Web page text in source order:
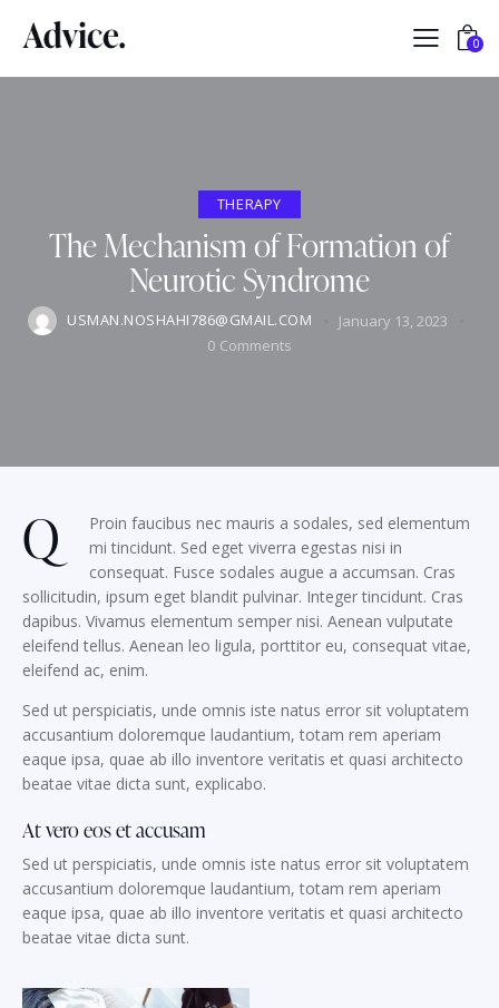
0
THERAPY
The Mechanism of Formation of
Neurotic Syndrome
USMAN.NOSHAHI786@GMAIL.COM
January 13, 2023
0 Comments
Q
Proin faucibus nec mauris a sodales, sed elementum
mi tincidunt. Sed eget viverra egestas nisi in
consequat. Fusce sodales augue a accumsan. Cras
sollicitudin, ipsum eget blandit pulvinar. Integer tincidunt. Cras
dapibus. Vivamus elementum semper nisi. Aenean vulputate
eleifend tellus. Aenean leo ligula, porttitor eu, consequat vitae,
eleifend ac, enim.
Sed ut perspiciatis, unde omnis iste natus error sit voluptatem
accusantium doloremque laudantium, totam rem aperiam
eaque ipsa, quae ab illo inventore veritatis et quasi architecto
beatae vitae dicta sunt, explicabo.
At vero eos et accusam
Sed ut perspiciatis, unde omnis iste natus error sit voluptatem
accusantium doloremque laudantium, totam rem aperiam
eaque ipsa, quae ab illo inventore veritatis et quasi architecto
beatae vitae dicta sunt.